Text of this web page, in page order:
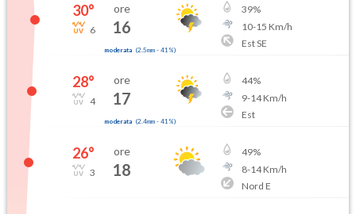
30°
6
ore
16
moderata (2.5mm- 41 %)
39%
10-15 Km/h
Est SE
28°
4
ore
17
moderata (2.4mm- 41 %)
44%
9-14Km/h
Est
26°
3
ore
18
49%
8-14Km/h
Nord E